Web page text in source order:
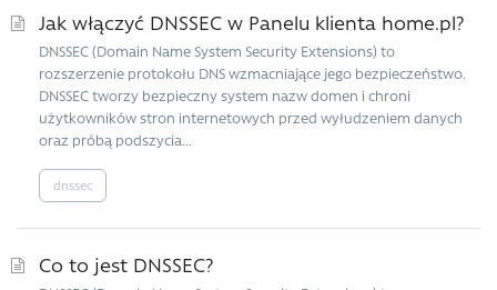
Jak włączyć DNSSEC w Panelu klienta home.pl?
DNSSEC (Domain Name System Security Extensions) to
rozszerzenie protokołu DNS wzmacniające jego bezpieczeństwo.
DNSSEC tworzy bezpieczny system nazw domen i chroni
użytkowników stron internetowych przed wyłudzeniem danych
oraz próbą podszycia...
dnssec
Co to jest DNSSEC?